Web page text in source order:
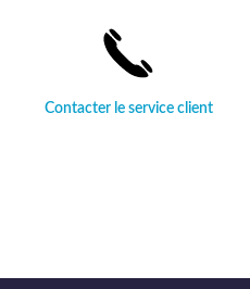
Contacter le service client